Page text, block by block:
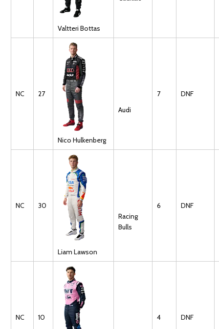
Valtteri Bottas
NC 27
Nico Hulkenberg
Audi
7 DNF
NC 30
Liam Lawson
Racing
Bulls
6 DNF
NC 10 4 DNF